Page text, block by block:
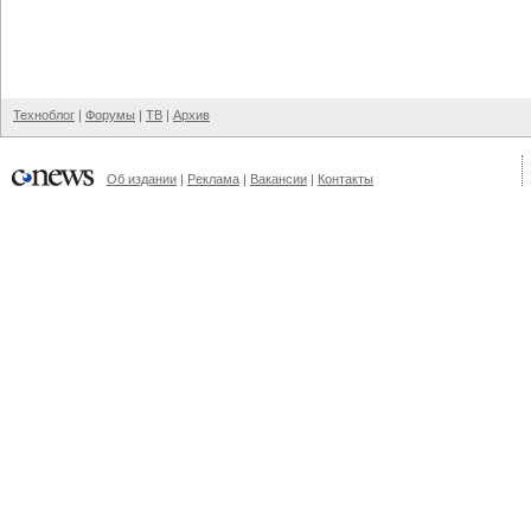
Техноблог | Форумы | ТВ | Архив
Об издании | Реклама | Вакансии | Контакты